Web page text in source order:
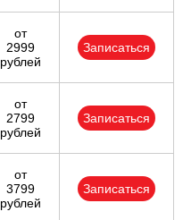
от
2999
рублей
Записаться
от
2799
рублей
Записаться
от
3799
рублей
Записаться